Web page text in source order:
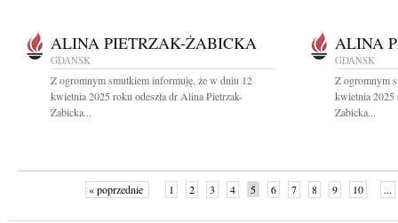
ALINA PIETRZAK-ŻABICKA
GDAŃSK
Z ogromnym smutkiem informuję, że w dniu 12
kwietnia 2025 roku odeszła dr Alina Pietrzak-
Żabicka...
ALINA
GDAŃSK
Z ogromnym
kwietnia 2025
Żabicka...
« poprzednie 1 2 3 4 5 6 7 8 9 10 ...